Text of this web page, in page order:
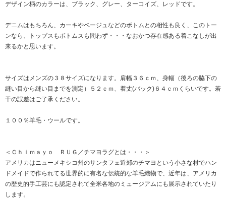
デザイン柄のカラーは、ブラック、グレー、ターコイズ、レッドです。
デニムはもちろん、カーキやベージュなどのボトムとの相性も良く、このトー
ンなら、トップスもボトムスも問わず・・・なおかつ存在感ある着こなしが出
来るかと思います。
サイズはメンズの３８サイズになります。肩幅３６ｃｍ、身幅（後ろの脇下の
縫い目から縫い目までを測定）５２ｃｍ、着丈(バック)６４ｃｍくらいです。若
干の誤差はご了承ください。
１００％羊毛・ウールです。
＜Ｃｈｉｍａｙｏ ＲＵＧ／チマヨラグとは・・・＞
アメリカはニューメキシコ州のサンタフェ近郊のチマヨという小さな村でハン
ドメイドで作られてる世界的に有名な伝統的な羊毛織物で、近年は、アメリカ
の歴史的手工芸にも認定されて全米各地のミュージアムにも展示されていたり
します。